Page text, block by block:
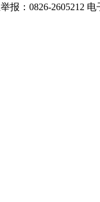
报：0826-2605212